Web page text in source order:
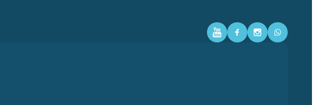
YoutubeFacebookInstagram